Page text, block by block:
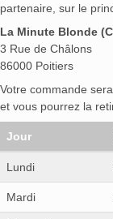
partenaire, sur le
La Minute Blonde
3 Rue de Châlons
86000 Poitiers
Votre commande
et vous pourrez la
Jour
Lundi
Mardi